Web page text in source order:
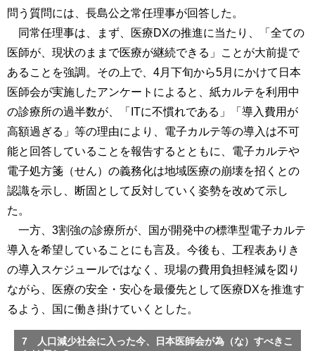
問う質問には、長島公之常任理事が回答した。
同常任理事は、まず、医療DXの推進に当たり、「全ての
医師が、現状のままで医療が継続できる」ことが大前提で
あることを強調。その上で、4月下旬から5月にかけて日本
医師会が実施したアンケートによると、紙カルテを利用中
の診療所の過半数が、「ITに不慣れである」「導入費用が
高額過ぎる」等の理由により、電子カルテ等の導入は不可
能と回答していることを報告するとともに、電子カルテや
電子処方箋（せん）の義務化は地域医療の崩壊を招くとの
認識を示し、断固として反対していく姿勢を改めて示し
た。
一方、3割強の診療所が、国が開発中の標準型電子カルテ
導入を希望していることにも言及。今後も、工程表ありき
の導入スケジュールではなく、現場の費用負担軽減を図り
ながら、医療の安全・安心を最優先として医療DXを推進す
るよう、国に働き掛けていくとした。
7 人口減少社会に入った今、日本医師会が為（な）すべきこ